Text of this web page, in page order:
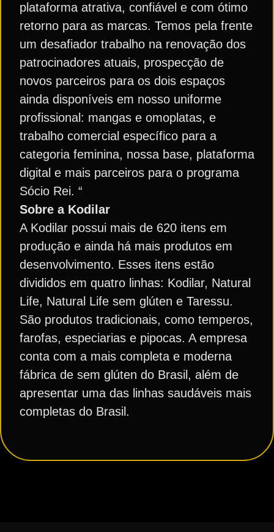
plataforma atrativa, confiável e com ótimo
retorno para as marcas. Temos pela frente
um desafiador trabalho na renovação dos
patrocinadores atuais, prospecção de
novos parceiros para os dois espaços
ainda disponíveis em nosso uniforme
profissional: mangas e omoplatas, e
trabalho comercial específico para a
categoria feminina, nossa base, plataforma
digital e mais parceiros para o programa
Sócio Rei. “
Sobre a Kodilar
A Kodilar possui mais de 620 itens em
produção e ainda há mais produtos em
desenvolvimento. Esses itens estão
divididos em quatro linhas: Kodilar, Natural
Life, Natural Life sem glúten e Taressu.
São produtos tradicionais, como temperos,
farofas, especiarias e pipocas. A empresa
conta com a mais completa e moderna
fábrica de sem glúten do Brasil, além de
apresentar uma das linhas saudáveis mais
completas do Brasil.